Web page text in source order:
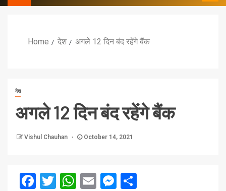
Home देश अगले 12 दिन बंद रहेंगे बैंक
देश
अगले 12 दिन बंद रहेंगे बैंक
Vishul Chauhan October 14, 2021
Facebook
Twitter
WhatsApp
EmailMessenger